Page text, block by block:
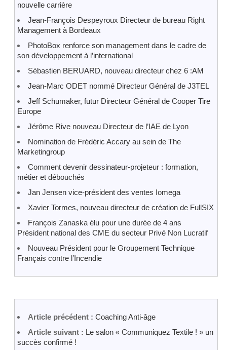
nouvelle carrière
Jean-François Despeyroux Directeur de bureau Right
Management à Bordeaux
PhotoBox renforce son management dans le cadre de
son développement à l’international
Sébastien BERUARD, nouveau directeur chez 6 :AM
Jean-Marc ODET nommé Directeur Général de J3TEL
Jeff Schumaker, futur Directeur Général de Cooper Tire
Europe
Jérôme Rive nouveau Directeur de l’IAE de Lyon
Nomination de Frédéric Accary au sein de The
Marketingroup
Comment devenir dessinateur-projeteur : formation,
métier et débouchés
Jan Jensen vice-président des ventes Iomega
Xavier Tormes, nouveau directeur de création de FullSIX
François Zanaska élu pour une durée de 4 ans
Président national des CME du secteur Privé Non Lucratif
Nouveau Président pour le Groupement Technique
Français contre l’Incendie
Article précédent : Coaching Anti-âge
Article suivant : Le salon « Communiquez Textile ! » un
succès confirmé !